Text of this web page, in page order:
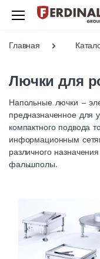
Главная
Лючки для
Напольные лючки –
предназначенное для
компактного подвода
информационным
различного
фальшполы.